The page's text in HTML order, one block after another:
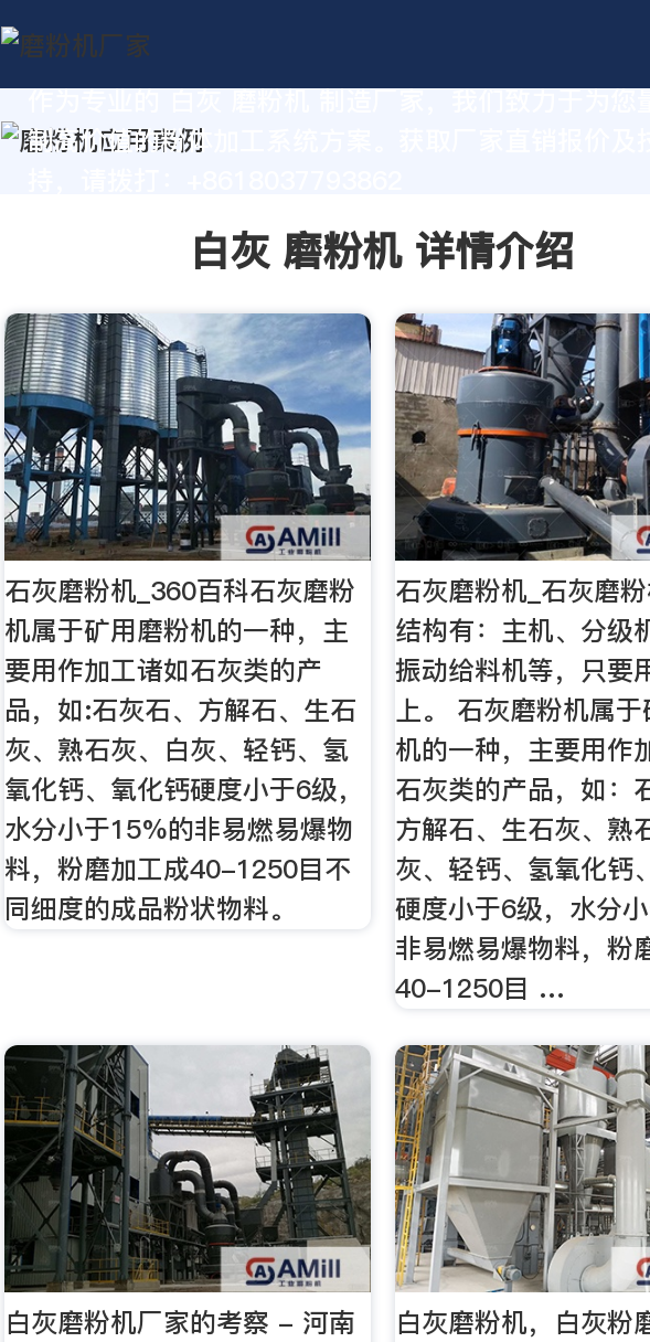
制高价值的粉体加工系统方案。获取厂家直销报价及
白灰 磨粉机 详情介绍
石灰磨粉机_360百科石灰磨粉
机属于矿用磨粉机的一种，主
要用作加工诸如石灰类的产
品，如:石灰石、方解石、生石
灰、熟石灰、白灰、轻钙、氢
氧化钙、氧化钙硬度小于6级，
水分小于15%的非易燃易爆物
料，粉磨加工成40-1250目不
同细度的成品粉状物料。
石灰磨粉机_石灰磨
结构有：主机、分级
振动给料机等，只要
上。 石灰磨粉机属
机的一种，主要用作
石灰类的产品，如：
方解石、生石灰、熟
灰、轻钙、氢氧化钙
硬度小于6级，水分
非易燃易爆物料，粉
40-1250目 …
白灰磨粉机厂家的考察 - 河南
白灰磨粉机，白灰粉